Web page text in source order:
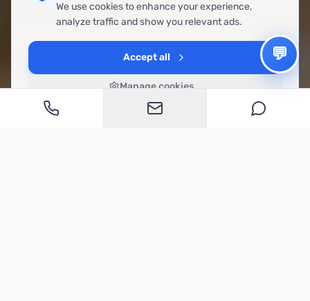
We use cookies to enhance your experience,
analyze traffic and show you relevant ads.
Accept all
Manage cookies...
💬